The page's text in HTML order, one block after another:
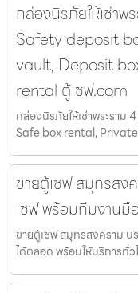
กล่องนิรภัยให้เช่า
Safety deposit
vault, Deposit
rental ตู้เซฟ.com
กล่องนิรภัยให้เช่าพระรา
Safe box rental,
ขายตู้เซฟ สมุทรสง
เซฟ พร้อมทีมงานมื
ขายตู้เซฟ สมุทรสงคราม
ได้ตลอด พร้อมให้บริการทั่